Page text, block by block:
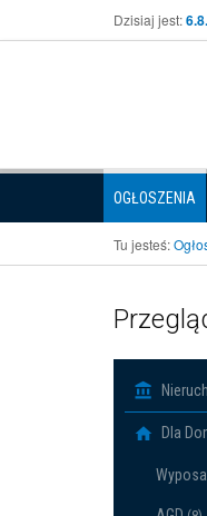
Dzisiaj jest:
OGŁOSZENIA
Tu jesteś:
Dla